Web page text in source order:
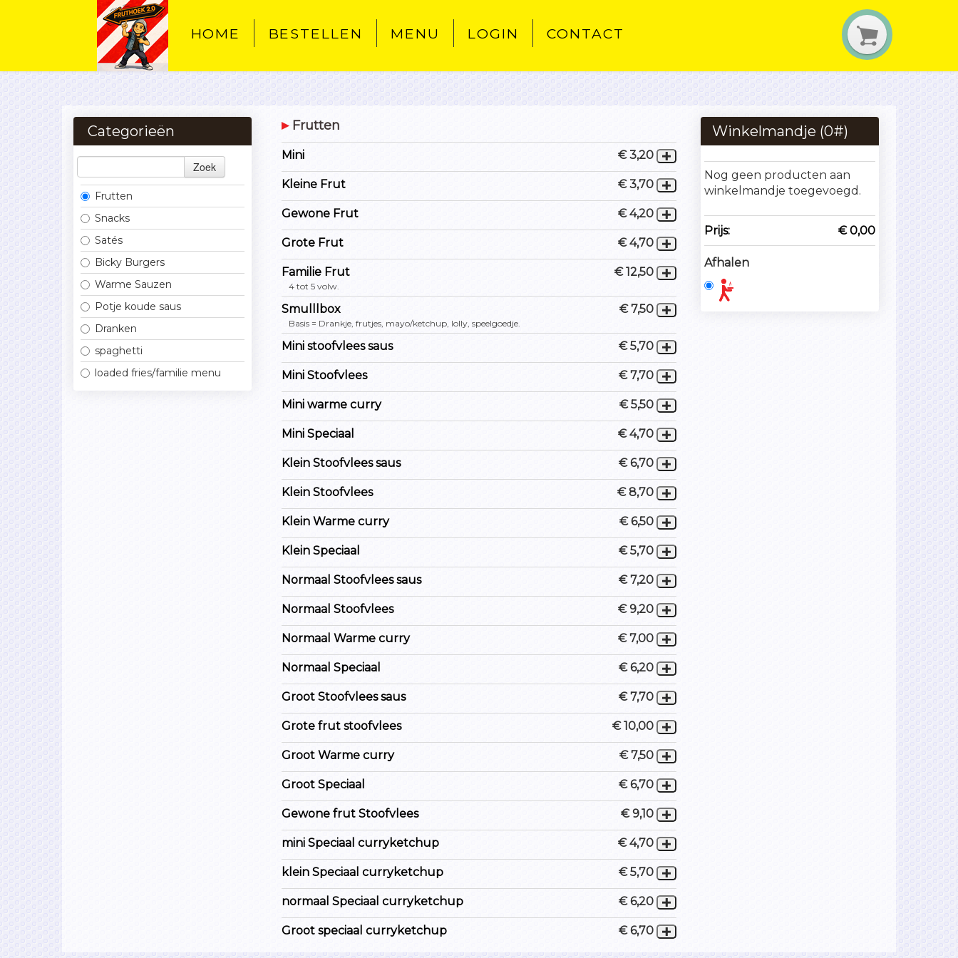
HOME BESTELLEN MENU LOGIN CONTACT
Categorieën
Zoek
Frutten
Snacks
Satés
Bicky Burgers
Warme Sauzen
Potje koude saus
Dranken
spaghetti
loaded fries/familie menu
Frutten
Mini € 3,20
Kleine Frut € 3,70
Gewone Frut € 4,20
Grote Frut € 4,70
Familie Frut
4 tot 5 volw.
€ 12,50
Smulllbox
Basis = Drankje, frutjes, mayo/ketchup, lolly, speelgoedje.
€ 7,50
Mini stoofvlees saus € 5,70
Mini Stoofvlees € 7,70
Mini warme curry € 5,50
Mini Speciaal € 4,70
Klein Stoofvlees saus € 6,70
Klein Stoofvlees € 8,70
Klein Warme curry € 6,50
Klein Speciaal € 5,70
Normaal Stoofvlees saus € 7,20
Normaal Stoofvlees € 9,20
Normaal Warme curry € 7,00
Normaal Speciaal € 6,20
Groot Stoofvlees saus € 7,70
Grote frut stoofvlees € 10,00
Groot Warme curry € 7,50
Groot Speciaal € 6,70
Gewone frut Stoofvlees € 9,10
mini Speciaal curryketchup € 4,70
klein Speciaal curryketchup € 5,70
normaal Speciaal curryketchup € 6,20
Groot speciaal curryketchup € 6,70
Winkelmandje (0#)
Nog geen producten aan
winkelmandje toegevoegd.
Prijs: € 0,00
Afhalen